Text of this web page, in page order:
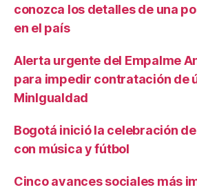
conozca los detalles de una
en el país
Alerta urgente del Empalme
para impedir contratación de
MinIgualdad
Bogotá inició la celebración
con música y fútbol
Cinco avances sociales más